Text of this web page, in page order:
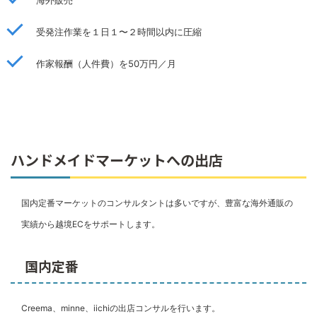
受発注作業を１日１〜２時間以内に圧縮
作家報酬（人件費）を50万円／月
ハンドメイドマーケットへの出店
国内定番マーケットのコンサルタントは多いですが、豊富な海外通販の
実績から越境ECをサポートします。
国内定番
Creema、minne、iichiの出店コンサルを行います。